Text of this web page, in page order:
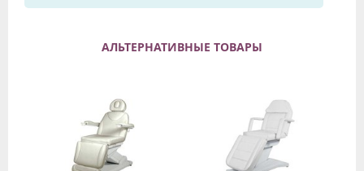
АЛЬТЕРНАТИВНЫЕ ТОВАРЫ